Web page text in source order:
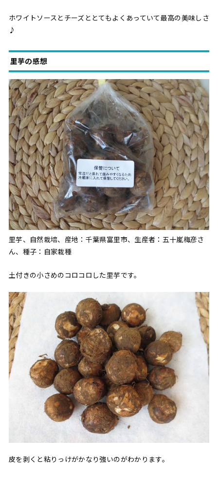
ホワイトソースとチーズととてもよくあっていて最高の美味しさ
♪
里芋の感想
里芋、自然栽培、産地：千葉県富里市、生産者：五十嵐梅彦さ
ん、種子：自家栽種
土付きの小さめのコロコロした里芋です。
皮を剥くと粘りっけがかなり強いのがわかります。